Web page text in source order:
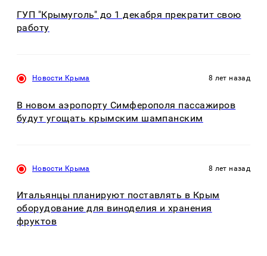
ГУП "Крымуголь" до 1 декабря прекратит свою
работу
Новости Крыма 8 лет назад
В новом аэропорту Симферополя пассажиров
будут угощать крымским шампанским
Новости Крыма 8 лет назад
Итальянцы планируют поставлять в Крым
оборудование для виноделия и хранения
фруктов